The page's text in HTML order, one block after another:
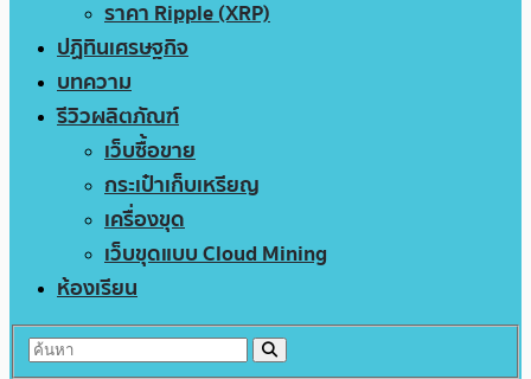
ราคา Ripple (XRP)
ปฏิทินเศรษฐกิจ
บทความ
รีวิวผลิตภัณฑ์
เว็บซื้อขาย
กระเป๋าเก็บเหรียญ
เครื่องขุด
เว็บขุดแบบ Cloud Mining
ห้องเรียน